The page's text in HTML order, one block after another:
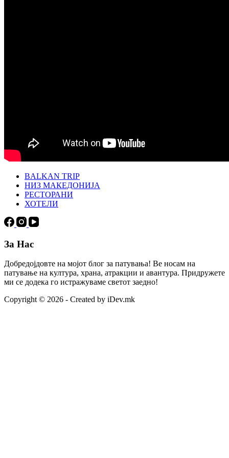
BALKAN TRIP
НИЗ МАКЕДОНИЈА
РЕСТОРАНИ
ХОТЕЛИ
За Нас
Добредојдовте на мојот блог за патувања! Ве носам на
патување на култура, храна, атракции и авантура. Придружете
ми се додека го истражуваме светот заедно!
Copyright © 2026 - Created by iDev.mk